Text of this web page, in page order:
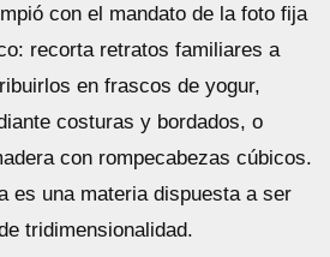
con el mandato de la foto fija
recorta retratos familiares a
en frascos de yogur,
costuras y bordados, o
con rompecabezas cúbicos.
es una materia dispuesta a ser
tridimensionalidad.